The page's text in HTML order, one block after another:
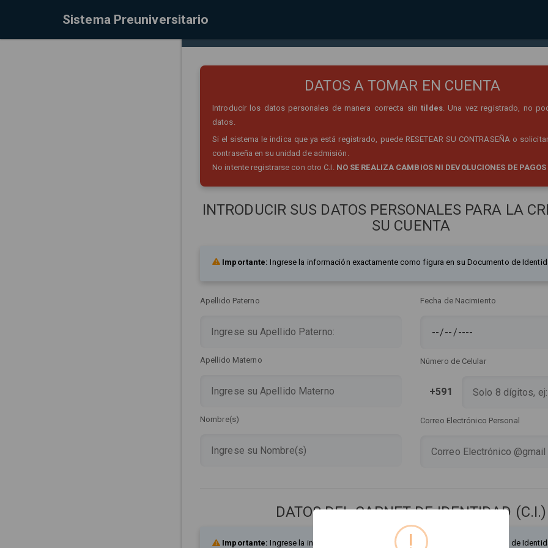
Sistema Preuniversitario
DATOS A TOMAR EN CUENTA
Introducir los datos personales de manera correcta sintildes. Una vez registrado, no
datos.
Si el sistema le indica que ya está registrado, puede RESETEAR SU CONTRASEÑA o
contraseña en su unidad de admisión.
No intente registrarse con otro C.I. NO SE REALIZA CAMBIOS NI DEVOLUCIONES DE
INTRODUCIR SUS DATOS PERSONALES PARA LA
SU CUENTA
Importante: Ingrese la información exactamente como figura en su Documento de
Apellido Paterno
Apellido Materno
Nombre(s)
Fecha de Nacimiento
Número de Celular
+591
Correo Electrónico Personal
DATOS DEL CARNET DE IDENTIDAD (C.I.)
Importante: Ingrese la información exactamente como figura en su Documento de
!